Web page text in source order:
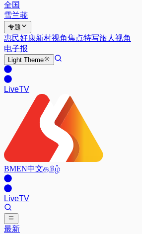
全国
雪兰莪
专题
惠民好康新村视角焦点特写旅人视角
电子报
Light Theme
LiveTV
BMEN中文தமிழ்
LiveTV
最新